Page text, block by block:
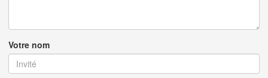
Votre nom